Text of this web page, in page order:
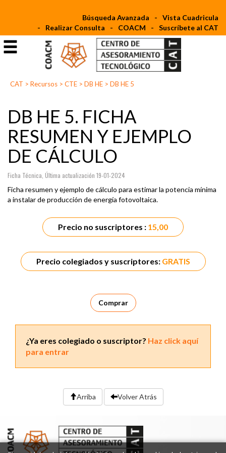
Búsqueda Avanzada
Vista Cuadricula
Realizar Consulta
COACM Suscríbete al CAT
CAT > Recursos > CTE > DB HE > DB HE 5
DB HE 5. FICHA
RESUMEN Y EJEMPLO
DE CÁLCULO
Ficha Técnica, Última actualización 19-01-2024
Ficha resumen y ejemplo de cálculo para estimar la potencia mínima
a instalar de producción de energía fotovoltaica.
Precio no suscriptores : 15,00
Precio colegiados y suscriptores:GRATIS
Comprar
¿Ya eres colegiado o suscriptor? Haz click aquí
para entrar
Arriba Volver Atrás